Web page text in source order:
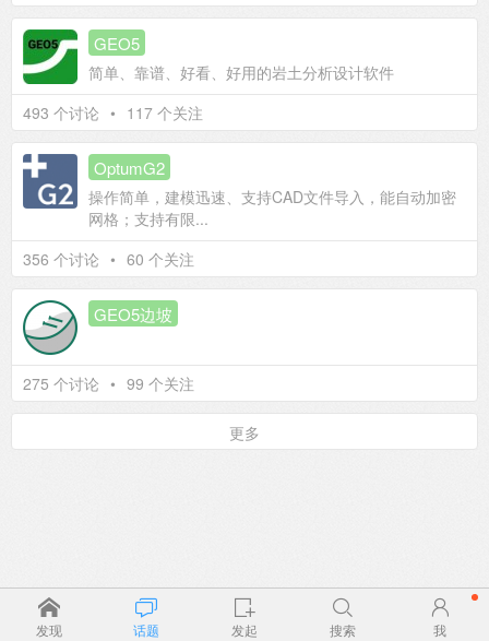
GEO5
简单、靠谱、好看、好用的岩土分析设计软件
493 个讨论 • 117 个关注
OptumG2
操作简单，建模迅速、支持CAD文件导入，能自动加密
网格；支持有限...
356 个讨论 • 60 个关注
GEO5边坡
275 个讨论 • 99 个关注
更多
发现 话题 发起 搜索 我